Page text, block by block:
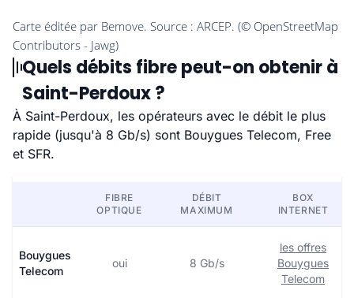
Quels débits fibre peut-on obtenir à
Saint-Perdoux ?
À Saint-Perdoux, les opérateurs avec le débit le plus
rapide (jusqu'à 8 Gb/s) sont Bouygues Telecom, Free
et SFR.
FIBRE
OPTIQUE
DÉBIT
MAXIMUM
BOX
INTERNET
Bouygues
Telecom
oui 8 Gb/s
les offres
Bouygues
Telecom